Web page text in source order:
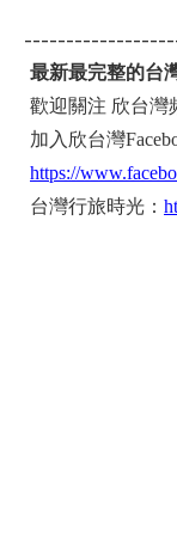
最新最完整的台
歡迎關注 欣台灣
加入欣台灣
https://
台灣行旅時光：